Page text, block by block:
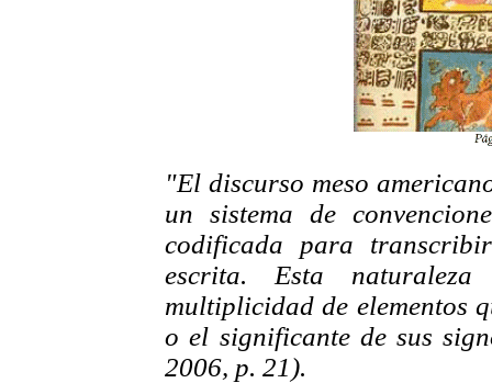
"El discurso meso
un sistema de
codificada para
escrita. Esta
multiplicidad de elementos
o el significante de sus
2006, p. 21).